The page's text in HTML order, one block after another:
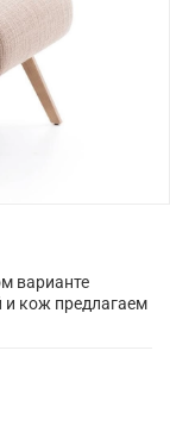
варианте
и кож предлагаем